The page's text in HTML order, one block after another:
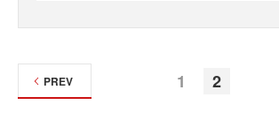
1 2
PREV